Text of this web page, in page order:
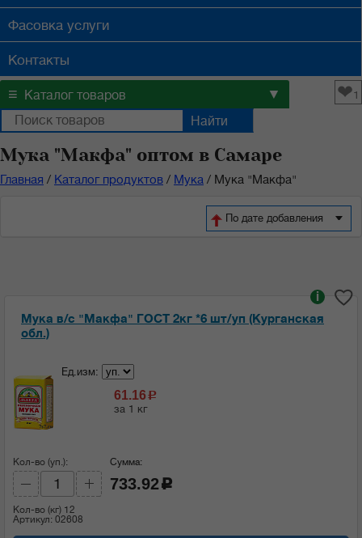
Фасовка услуги
Контакты
≡ Каталог товаров ▼ ❤1
Мука "Макфа" оптом в Самаре
Главная / Каталог продуктов / Мука / Мука "Макфа"
По дате добавления
Мука в/с "Макфа" ГОСТ 2кг *6 шт/уп (Курганская
обл.)
i
Ед.изм:
61.16 c
за 1 кг
Кол-во (уп.):
Кол-во (кг) 12
Артикул: 02608
Сумма:
733.92 c